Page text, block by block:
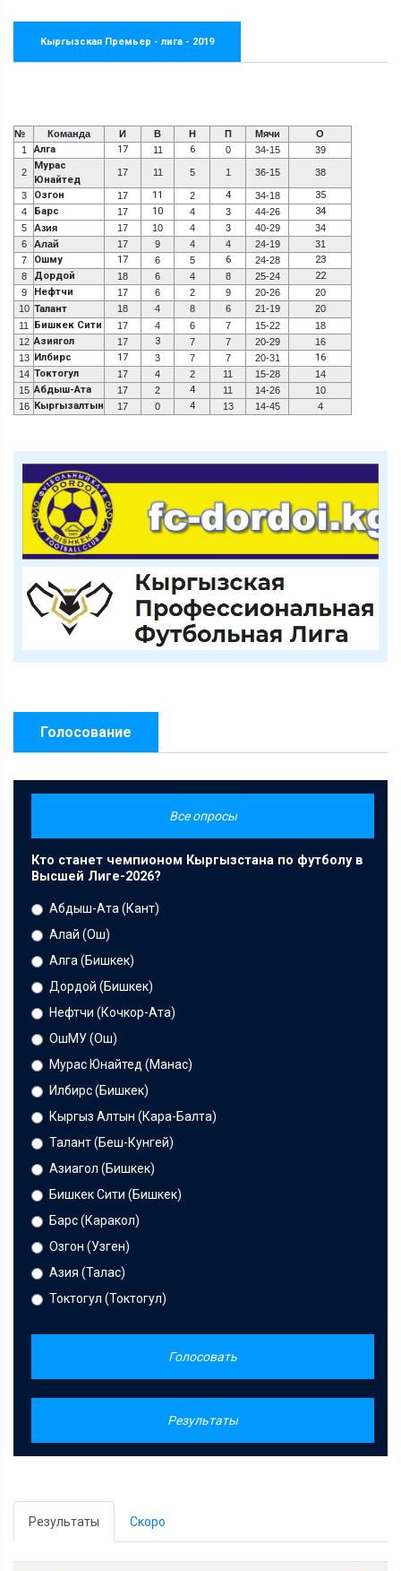
Кыргызская Премьер - лига - 2019
№ Команда И В Н П Мячи
О
1
Алга 17 11 6 0 34-15 39
2
Мурас
Юнайтед
17 11 5 1 36-15 38
3 Озгон 17 11 2 4 34-18 35
4 Барс 17 10 4 3 44-26 34
5 Азия 17 10 4 3 40-29
34
6
Алай 17 9 4 4 24-19
31
7
Ошму 17 6 5 6 24-28 23
8 Дордой 18 6 4 8 25-24 22
9 Нефтчи 17 6 2 9 20-26
20
10 Талант 18 4 8 6 21-19
20
11
Бишкек Сити 17 4 6 7 15-22
18
12 Азиягол 17 3 7 7 20-29
16
13 Илбирс 17 3 7 7 20-31 16
14 Токтогул 17 4 2 11 15-28
14
15 Абдыш-Ата 17 2 4 11 14-26
10
16 Кыргызалтын 17 0 4 13 14-45 4
Голосование
Все опросы
Кто станет чемпионом Кыргызстана по футболу в
Высшей Лиге-2026?
Абдыш-Ата (Кант)
Алай (Ош)
Алга (Бишкек)
Дордой (Бишкек)
Нефтчи (Кочкор-Ата)
ОшМУ (Ош)
Мурас Юнайтед (Манас)
Илбирс (Бишкек)
Кыргыз Алтын (Кара-Балта)
Талант (Беш-Кунгей)
Азиагол (Бишкек)
Бишкек Сити (Бишкек)
Барс (Каракол)
Озгон (Узген)
Азия (Талас)
Токтогул (Токтогул)
Голосовать
Результаты
Результаты Скоро